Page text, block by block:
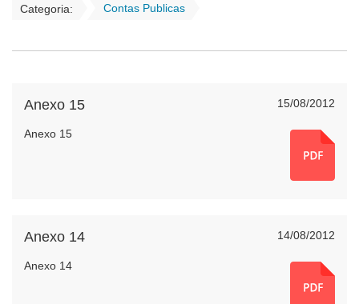
Categoria: Contas Publicas
15/08/2012
Anexo 15
Anexo 15
14/08/2012
Anexo 14
Anexo 14